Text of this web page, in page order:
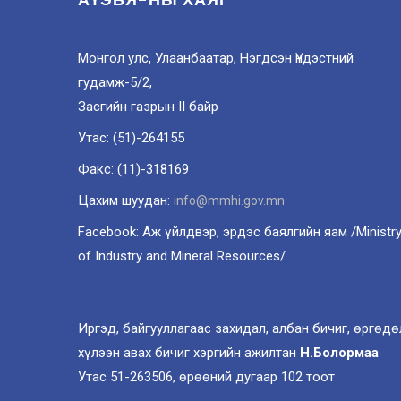
Монгол улс, Улаанбаатар, Нэгдсэн Үндэстний
гудамж-5/2,
Засгийн газрын II байр
Утас: (51)-264155
Факс: (11)-318169
Цахим шуудан: info@mmhi.gov.mn
Facebook: Аж үйлдвэр, эрдэс баялгийн яам /Ministry
of Industry and Mineral Resources/
Иргэд, байгууллагаас захидал, албан бичиг,
хүлээн авах бичиг хэргийн ажилтан Н.Болормаа
Утас 51-263506, өрөөний дугаар 102 тоот